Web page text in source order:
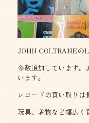
JOHN COLTRANEの
多数追加しています
います。
レコードの買い取りは
玩具、着物など幅広く